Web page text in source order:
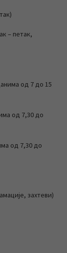
– петак,
од 7 до 15
од 7,30 до
од 7,30 до
захтеви)